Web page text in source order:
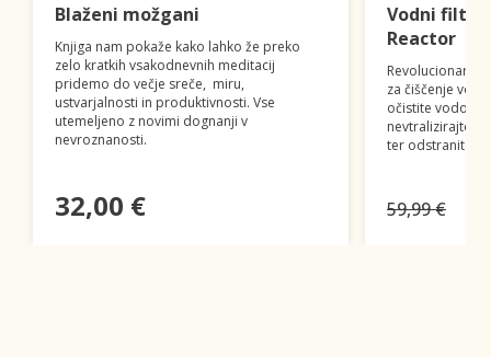
Blaženi možgani
Knjiga nam pokaže kako lahko že preko
zelo kratkih vsakodnevnih meditacij
pridemo do večje sreče, miru,
ustvarjalnosti in produktivnosti. Vse
utemeljeno z novimi dognanji v
nevroznanosti.
32,00 €
Vodni filter
Reactor
Revolucionaren
za čiščenje
očistite vodo,
nevtralizirajte
ter odstranite
59,99 €